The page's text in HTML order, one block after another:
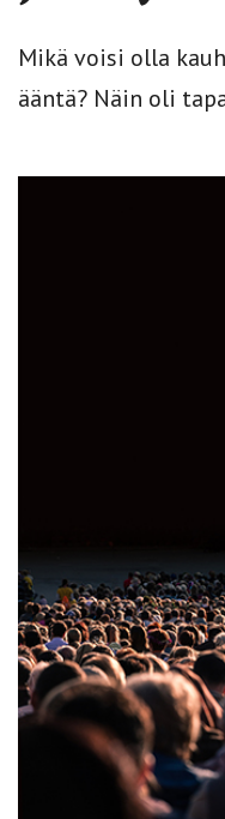
Mikä voisi olla
ääntä? Näin oli